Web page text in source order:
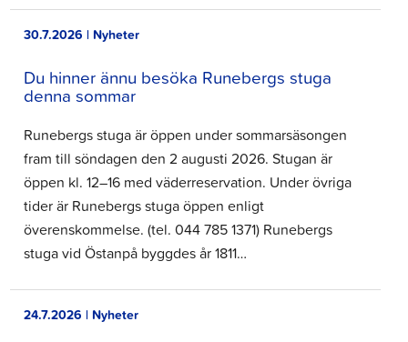
30.7.2026 | Nyheter
Du hinner ännu besöka Runebergs stuga
denna sommar
Runebergs stuga är öppen under sommarsäsongen
fram till söndagen den 2 augusti 2026. Stugan är
öppen kl. 12–16 med väderreservation. Under övriga
tider är Runebergs stuga öppen enligt
överenskommelse. (tel. 044 785 1371) Runebergs
stuga vid Östanpå byggdes år 1811…
24.7.2026 | Nyheter